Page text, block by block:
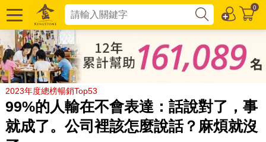
0
2023年度總榜暢銷Top53
99%的人輸在不會表達：話說對了，事
就成了。公司裡該怎麼說話？麻煩就沒